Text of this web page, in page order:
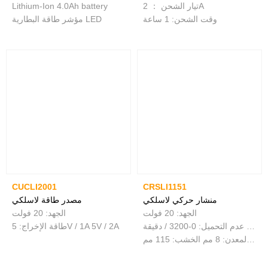
Lithium-Ion 4.0Ah battery
مؤشر طاقة البطارية LED
تيار الشحن ： 2A
وقت الشحن: 1 ساعة
CUCLI2001
مصدر طاقة لاسلكي
الجهد: 20 فولت
طاقة الإخراج: 5V / 1A 5V / 2A
CRSLI1151
منشار حركي لاسلكي
الجهد: 20 فولت